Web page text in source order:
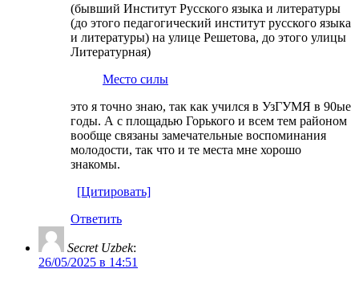
(бывший Институт Русского языка и литературы
(до этого педагогический институт русского языка
и литературы) на улице Решетова, до этого улицы
Литературная)
Место силы
это я точно знаю, так как учился в УзГУМЯ в 90ые
годы. А с площадью Горького и всем тем районом
вообще связаны замечательные воспоминания
молодости, так что и те места мне хорошо
знакомы.
[Цитировать]
Ответить
Secret Uzbek:
26/05/2025 в 14:51